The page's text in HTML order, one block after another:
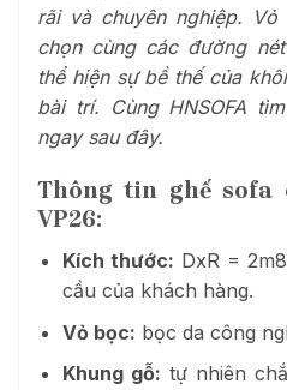
rãi và chuyên nghiệp.
chọn cùng các đường
thể hiện sự bề thế của
bài trí. Cùng HNSOFA
ngay sau đây.
Thông tin ghế sofa
VP26:
Kích thước: DxR =
cầu của khách hàng.
Vỏ bọc: bọc da công
Khung gỗ: tự nhiên